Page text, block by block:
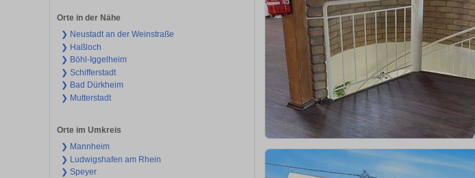
Orte in der Nähe
❯ Neustadt an der Weinstraße
❯ Haßloch
❯ Böhl-Iggelheim
❯ Schifferstadt
❯ Bad Dürkheim
❯ Mutterstadt
Orte im Umkreis
❯ Mannheim
❯ Ludwigshafen am Rhein
❯ Speyer